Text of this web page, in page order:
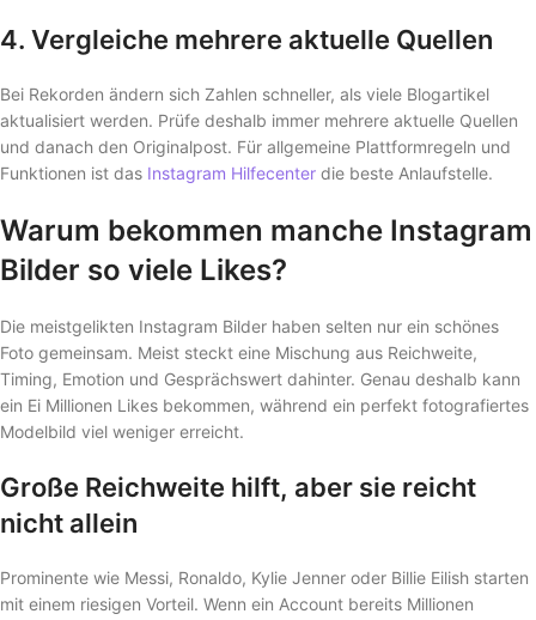
4. Vergleiche mehrere aktuelle Quellen
Bei Rekorden ändern sich Zahlen schneller, als viele Blogartikel
aktualisiert werden. Prüfe deshalb immer mehrere aktuelle Quellen
und danach den Originalpost. Für allgemeine Plattformregeln und
Funktionen ist das Instagram Hilfecenter die beste Anlaufstelle.
Warum bekommen manche Instagram
Bilder so viele Likes?
Die meistgelikten Instagram Bilder haben selten nur ein schönes
Foto gemeinsam. Meist steckt eine Mischung aus Reichweite,
Timing, Emotion und Gesprächswert dahinter. Genau deshalb kann
ein Ei Millionen Likes bekommen, während ein perfekt fotografiertes
Modelbild viel weniger erreicht.
Große Reichweite hilft, aber sie reicht
nicht allein
Prominente wie Messi, Ronaldo, Kylie Jenner oder Billie Eilish starten
mit einem riesigen Vorteil. Wenn ein Account bereits Millionen